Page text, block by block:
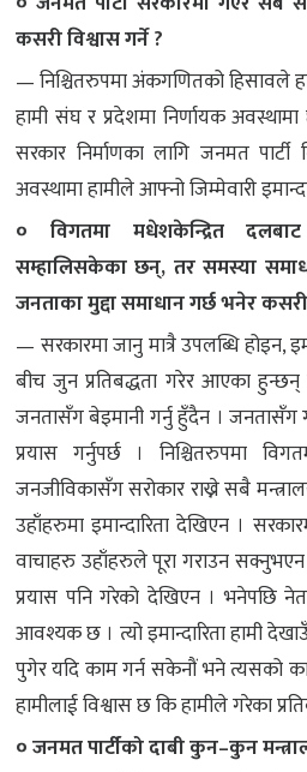
कसरी विश्वास गर्ने ?
— निश्चितरुपमा अंकगणितको हिसावले
हामी संघ र प्रदेशमा निर्णायक
सरकार निर्माणका लागि जनमत
अवस्थामा हामीले आफ्नो जिम्मेवारी
० विगतमा मधेशकेन्द्रित दलबाट
सम्हालिसकेका छन्, तर समस्या
जनताका मुद्दा समाधान गर्छ भनेर
— सरकारमा जानु मात्रै उपलब्धि होइन,
बीच जुन प्रतिबद्धता गरेर आएका हुन्छन्
जनतासँग बेइमानी गर्नु हुँदैन । जनतासँग
प्रयास गर्नुपर्छ । निश्चितरुपमा
जनजीविकासँग सरोकार राख्ने सबै
उहाँहरुमा इमान्दारिता देखिएन ।
वाचाहरु उहाँहरुले पूरा गराउन
प्रयास पनि गरेको देखिएन । भनेपछि
आवश्यक छ । त्यो इमान्दारिता हामी
पुगेर यदि काम गर्न सकेनौं भने त्यसको
हामीलाई विश्वास छ कि हामीले गरेका
० जनमत पार्टीको दाबी कुन–कुन